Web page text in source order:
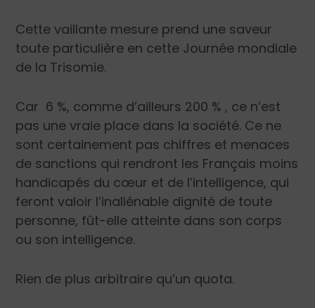
Cette vaillante mesure prend une saveur
toute particulière en cette Journée mondiale
de la Trisomie.
Car 6 %, comme d’ailleurs 200 % , ce n’est
pas une vraie place dans la société. Ce ne
sont certainement pas chiffres et menaces
de sanctions qui rendront les Français moins
handicapés du cœur et de l’intelligence, qui
feront valoir l’inaliénable dignité de toute
personne, fût-elle atteinte dans son corps
ou son intelligence.
Rien de plus arbitraire qu’un quota.